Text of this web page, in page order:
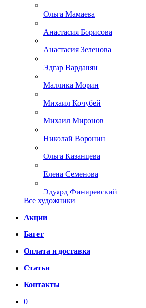
Ольга Мамаева
Анастасия Борисова
Анастасия Зеленова
Эдгар Варданян
Маллика Морин
Михаил Кочубей
Михаил Миронов
Николай Воронин
Ольга Казанцева
Елена Семенова
Эдуард Финиревский
Все художники
Акции
Багет
Оплата и доставка
Статьи
Контакты
0